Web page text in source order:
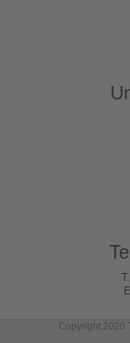
E.
Copyright 2020